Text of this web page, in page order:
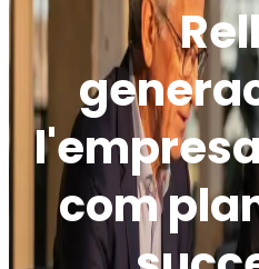
com